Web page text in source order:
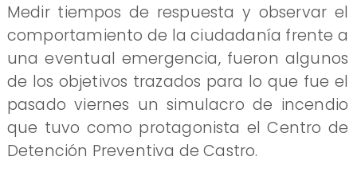
Medir tiempos de respuesta y observar el
comportamiento de la ciudadanía frente a
una eventual emergencia, fueron algunos
de los objetivos trazados para lo que fue el
pasado viernes un simulacro de incendio
que tuvo como protagonista el Centro de
Detención Preventiva de Castro.